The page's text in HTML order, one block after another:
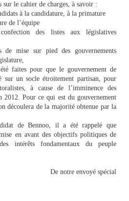
le cahier de charges, à savoir :
à la candidature, à la primature
de l’équipe
des listes aux législatives
mise sur pied des gouvernements
faites pour que le gouvernement de
sur un socle étroitement partisan, pour
à cause de l’imminence des
2012. Pour ce qui est du gouvernement
découlera de la majorité obtenue par la
de Bennoo, il a été rappelé que
en avant des objectifs politiques de
intérêts fondamentaux du peuple
De notre envoyé spécial